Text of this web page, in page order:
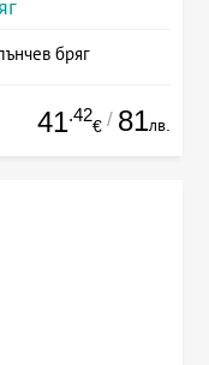
бряг
41.42
€ / 81лв.